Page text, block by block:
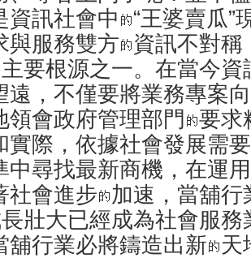
資訊社會中
“王婆賣瓜”
與服務雙方
資訊不對稱
主要根源之一。在當今
遠，不僅要將業務專案
領會政府管理部門
要求
實際，依據社會發展需
中尋找最新商機，在運
社會進步
加速，當舖行
壯大已經成為社會服務
舖行業必將鑄造出新
天